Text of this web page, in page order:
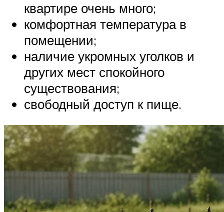
квартире очень много;
комфортная температура в
помещении;
наличие укромных уголков и
других мест спокойного
существования;
свободный доступ к пище.